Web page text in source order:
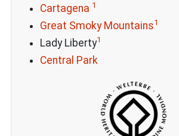
Cartagena 1
Great Smoky Mountains1
Lady Liberty1
Central Park